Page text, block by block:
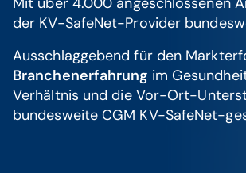
der KV-SafeNet-Provider
Ausschlaggebend für den
Branchenerfahrung im
Verhältnis und die Vor-Ort-
bundesweite CGM KV-SafeNet-